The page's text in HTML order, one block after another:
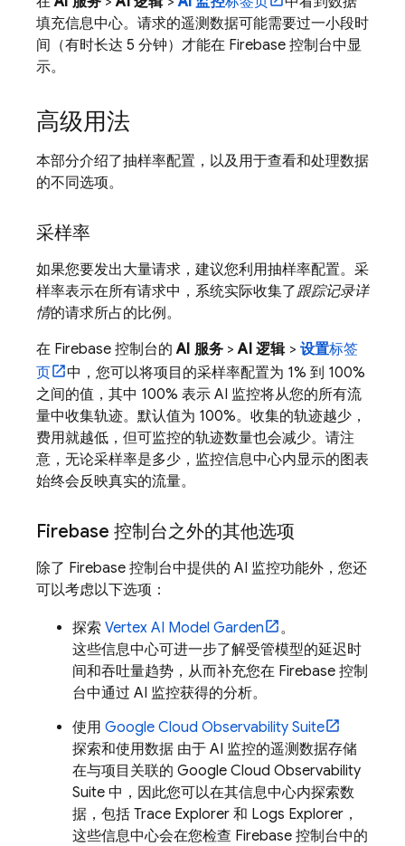
填充信息中心。请求的遥测数据可能需要过一小段时
间（有时长达 5 分钟）才能在 Firebase 控制台中显
示。
高级用法
本部分介绍了抽样率配置，以及用于查看和处理数据
的不同选项。
采样率
如果您要发出大量请求，建议您利用抽样率配置。采
样率表示在所有请求中，系统实际收集了跟踪记录详
情的请求所占的比例。
在 Firebase 控制台的AI 服务 >AI 逻辑> 设置标签
页
中，您可以将项目的采样率配置为 1% 到 100%
之间的值，其中 100% 表示 AI 监控将从您的所有流
量中收集轨迹。默认值为 100%。收集的轨迹越少，
费用就越低，但可监控的轨迹数量也会减少。请注
意，无论采样率是多少，监控信息中心内显示的图表
始终会反映真实的流量。
Firebase 控制台之外的其他选项
除了 Firebase 控制台中提供的 AI 监控功能外，您还
可以考虑以下选项：
探索 Vertex AI Model Garden
。
这些信息中心可进一步了解受管模型的延迟时
间和吞吐量趋势，从而补充您在 Firebase 控制
台中通过 AI 监控获得的分析。
使用 Google Cloud Observability Suite
探索和使用数据 由于 AI 监控的遥测数据存储
在与项目关联的 Google Cloud Observability
Suite 中，因此您可以在其信息中心内探索数
据，包括 Trace Explorer 和 Logs Explorer ，
这些信息中心会在您检查 Firebase 控制台中的